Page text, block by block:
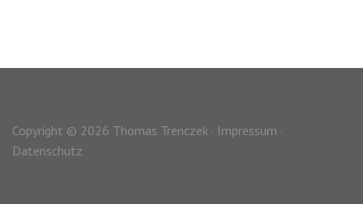
Copyright © 2026 Thomas Trenczek · Impressum ·
Datenschutz